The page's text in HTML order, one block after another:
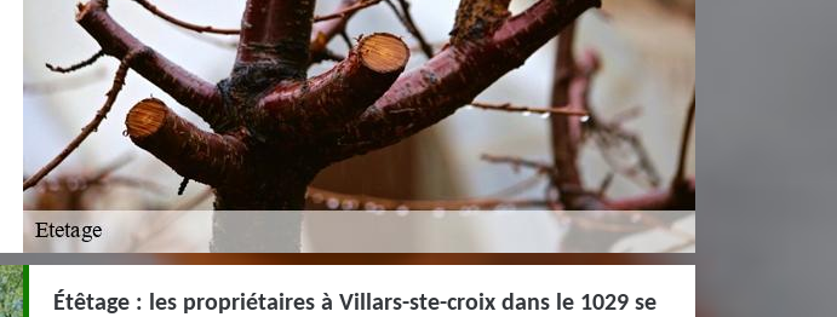
Étêtage : les propriétaires à Villars-ste-croix dans le 1029 se